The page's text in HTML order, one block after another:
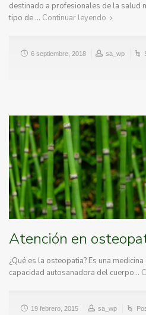
destinado a profesionales de la salud
tipo de … Continuar leyendo
6 septiembre, 2018 sa_wp
Atención en
¿Qué es la osteopatia? Es una
capacidad autosanadora del cuerpo…
19 febrero, 2015 sa_wp